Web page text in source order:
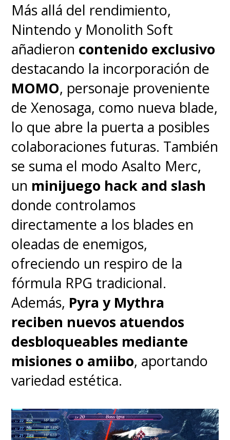
Más allá del rendimiento,
Nintendo y Monolith Soft
añadieron contenido exclusivo
destacando la incorporación de
MOMO, personaje proveniente
de Xenosaga, como nueva blade,
lo que abre la puerta a posibles
colaboraciones futuras. También
se suma el modo Asalto Merc,
un minijuego hack and slash
donde controlamos
directamente a los blades en
oleadas de enemigos,
ofreciendo un respiro de la
fórmula RPG tradicional.
Además, Pyra y Mythra
reciben nuevos atuendos
desbloqueables mediante
misiones o amiibo, aportando
variedad estética.